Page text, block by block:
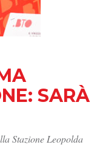
SARÀ
Stazione Leopolda